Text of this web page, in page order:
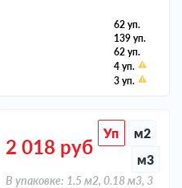
62 уп.
139 уп.
62 уп.
4 уп.
3 уп.
2 018 руб
Уп
м2
м3
В упаковке: 1.5 м2, 0.18 м3, 3